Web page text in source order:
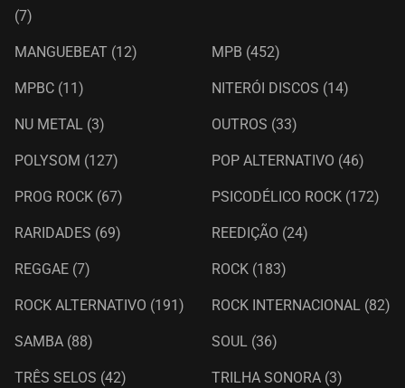
(7)
MANGUEBEAT (12) MPB (452)
MPBC (11) NITERÓI DISCOS (14)
NU METAL (3) OUTROS (33)
POLYSOM (127) POP ALTERNATIVO (46)
PROG ROCK (67) PSICODÉLICO ROCK (172)
RARIDADES (69) REEDIÇÃO (24)
REGGAE (7) ROCK (183)
ROCK ALTERNATIVO (191) ROCK INTERNACIONAL (82)
SAMBA (88) SOUL (36)
TRÊS SELOS (42) TRILHA SONORA (3)